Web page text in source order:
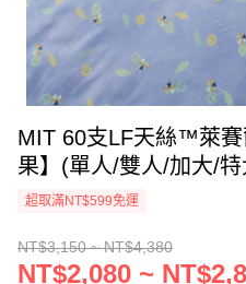
MIT 60支LF天絲™萊
果】(單人/雙人/加大/特
超取滿NT$599免運
NT$3,150 ~ NT$4,380
NT$2,080 ~